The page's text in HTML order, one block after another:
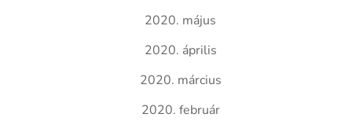
2020. május
2020. április
2020. március
2020. február